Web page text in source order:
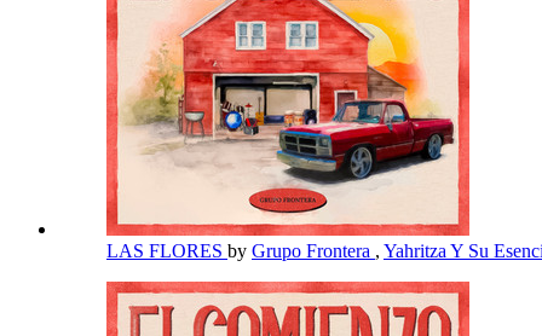
LAS FLORES by Grupo Frontera , Yahritza Y Su